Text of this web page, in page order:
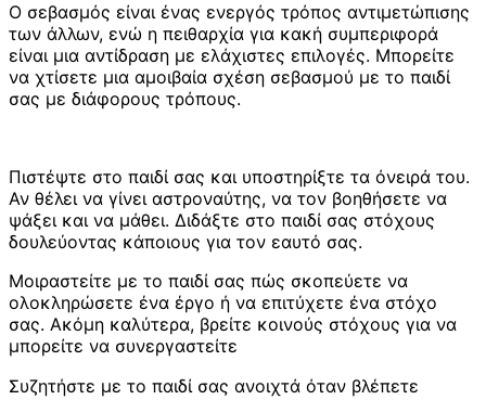
Ο σεβασμός είναι ένας ενεργός τρόπος αντιμετώπισης
των άλλων, ενώ η πειθαρχία για κακή συμπεριφορά
είναι μια αντίδραση με ελάχιστες επιλογές. Μπορείτε
να χτίσετε μια αμοιβαία σχέση σεβασμού με το παιδί
σας με διάφορους τρόπους.
Πιστέψτε στο παιδί σας και υποστηρίξτε τα όνειρά του.
Αν θέλει να γίνει αστροναύτης, να τον βοηθήσετε να
ψάξει και να μάθει. Διδάξτε στο παιδί σας στόχους
δουλεύοντας κάποιους για τον εαυτό σας.
Μοιραστείτε με το παιδί σας πώς σκοπεύετε να
ολοκληρώσετε ένα έργο ή να επιτύχετε ένα στόχο
σας. Ακόμη καλύτερα, βρείτε κοινούς στόχους για να
μπορείτε να συνεργαστείτε
Συζητήστε με το παιδί σας ανοιχτά όταν βλέπετε